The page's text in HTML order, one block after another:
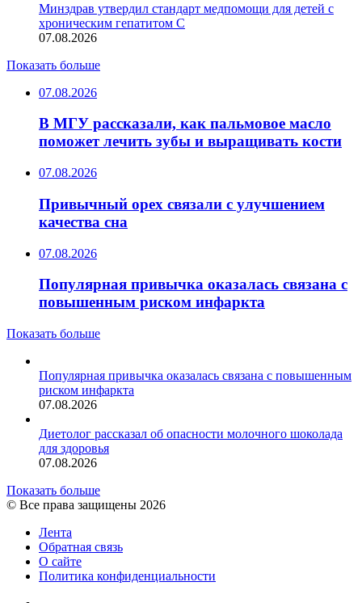
Минздрав утвердил стандарт медпомощи для детей с
хроническим гепатитом С
07.08.2026
Показать больше
07.08.2026
В МГУ рассказали, как пальмовое масло
поможет лечить зубы и выращивать кости
07.08.2026
Привычный орех связали с улучшением
качества сна
07.08.2026
Популярная привычка оказалась связана с
повышенным риском инфаркта
Показать больше
Популярная привычка оказалась связана с повышенным
риском инфаркта
07.08.2026
Диетолог рассказал об опасности молочного шоколада
для здоровья
07.08.2026
Показать больше
© Все права защищены 2026
Лента
Обратная связь
О сайте
Политика конфиденциальности